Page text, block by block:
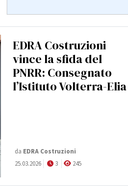
EDRA Costruzioni
vince la sfida del
PNRR: Consegnato
l’Istituto Volterra-Elia
da EDRA Costruzioni
25.03.2026
3 245